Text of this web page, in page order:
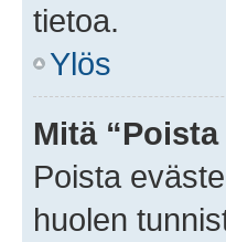
tietoa.
Ylös
Mitä
Poista
huolen